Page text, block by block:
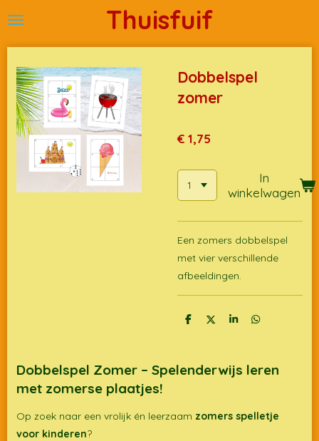
Ga
naar
de
hoofdinhoud
Thuisfuif
Dobbelspel
zomer
€ 1,75
In
winkelwagen
Een zomers dobbelspel
met vier verschillende
afbeeldingen.
D
D
S
D
Dobbelspel Zomer – Spelenderwijs leren
met zomerse plaatjes!
Op zoek naar een vrolijk én leerzaam zomers spelletje
voor kinderen?